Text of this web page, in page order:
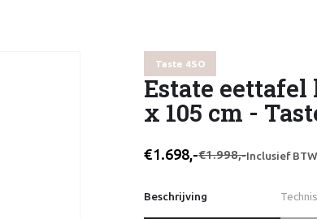
Taste 4SO
Estate
x 105 cm -
€1.698,-€1.998,-Inclusief BTW
Beschrijving